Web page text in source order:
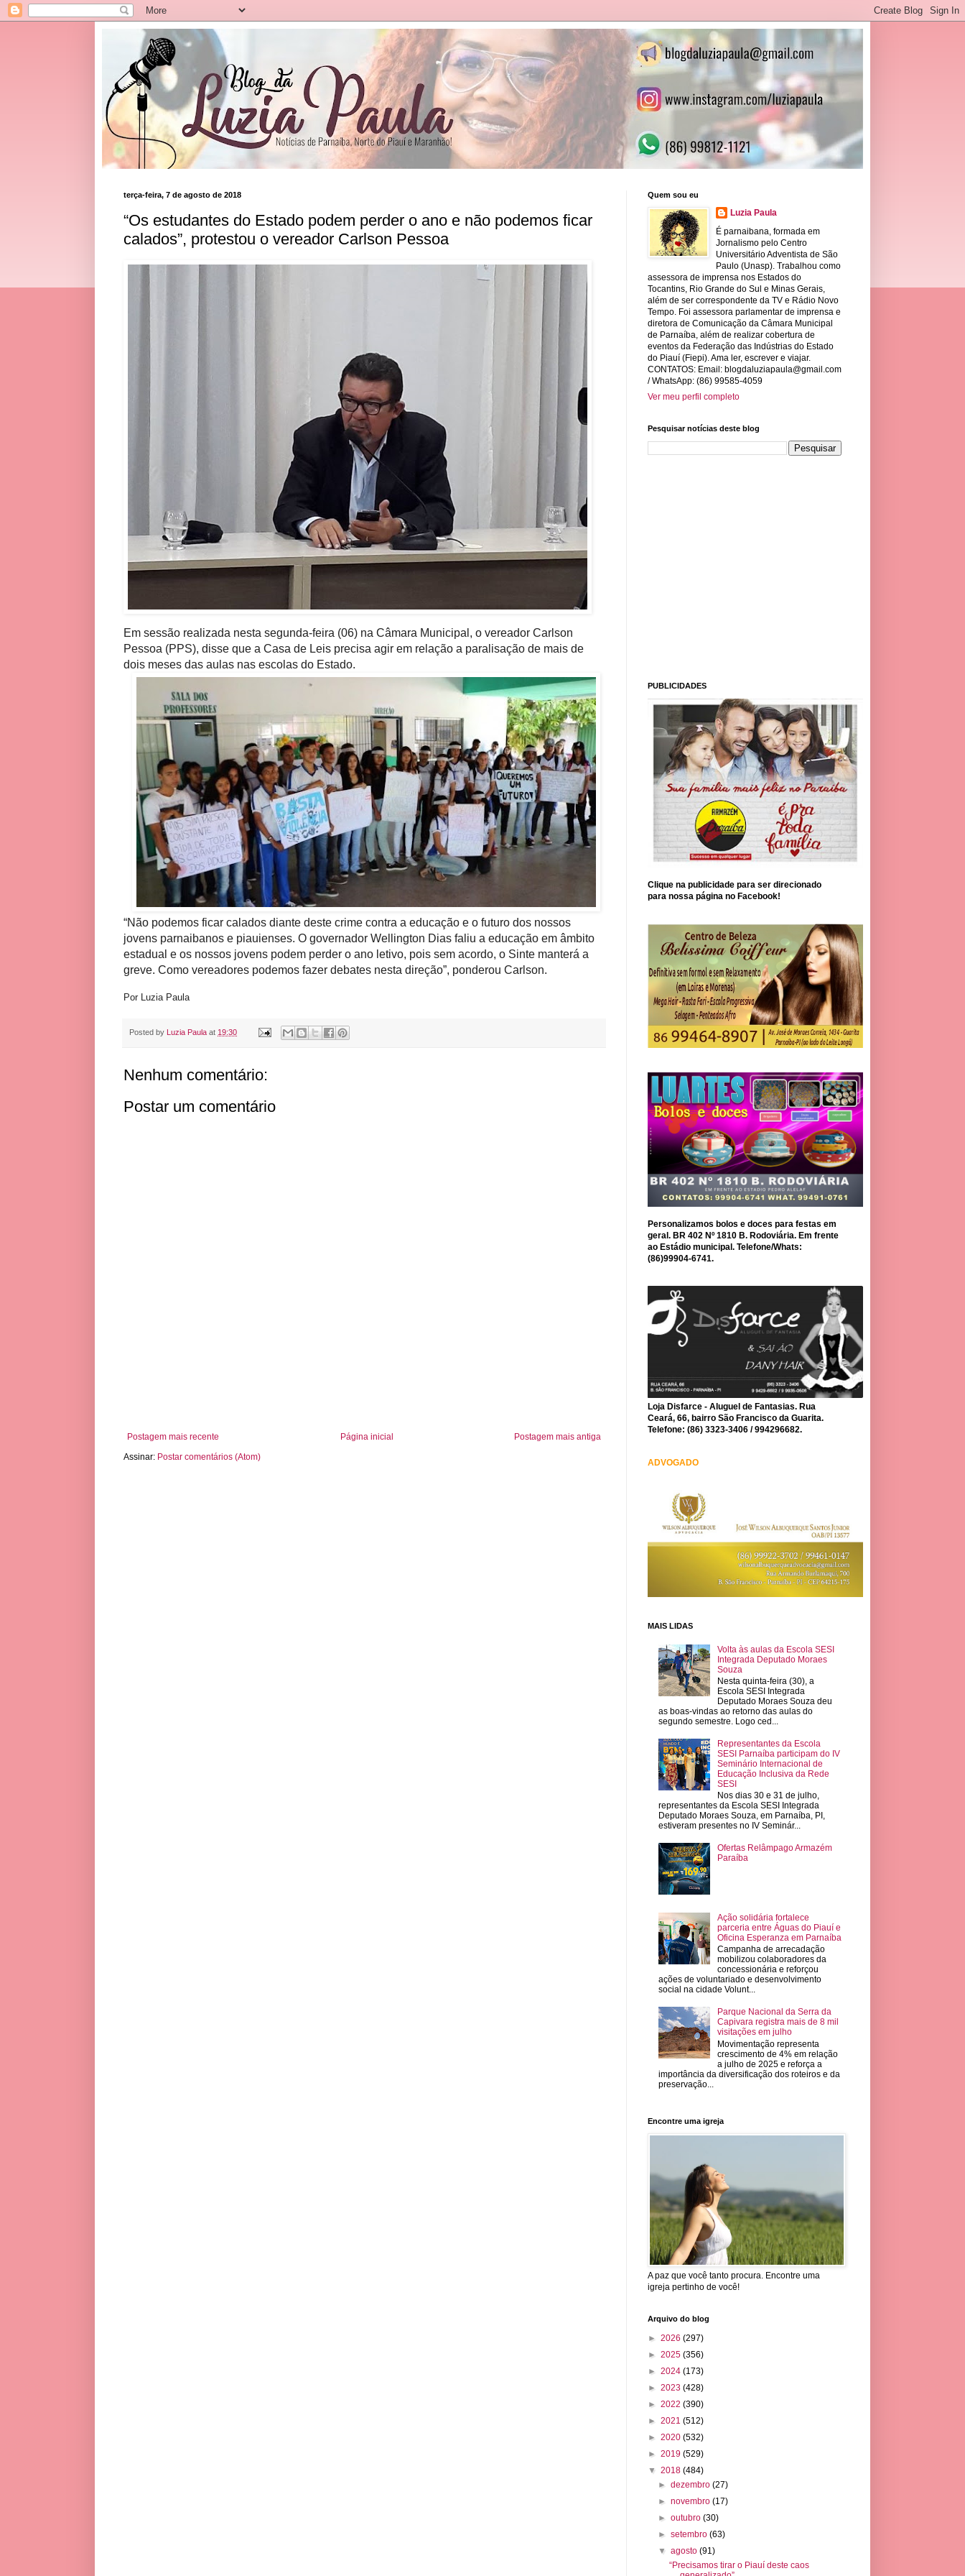
terça-feira, 7 de agosto de 2018
“Os estudantes do Estado podem perder o ano e não podemos ficar
calados”, protestou o vereador Carlson Pessoa
Em sessão realizada nesta segunda-feira (06) na Câmara Municipal, o vereador Carlson
Pessoa (PPS), disse que a Casa de Leis precisa agir em relação a paralisação de mais de
dois meses das aulas nas escolas do Estado.
“Não podemos ficar calados diante deste crime contra a educação e o futuro dos nossos
jovens parnaibanos e piauienses. O governador Wellington Dias faliu a educação em âmbito
estadual e os nossos jovens podem perder o ano letivo, pois sem acordo, o Sinte manterá a
greve. Como vereadores podemos fazer debates nesta direção”, ponderou Carlson.
Por Luzia Paula
Posted by Luzia Paula at 19:30
Nenhum comentário:
Postar um comentário
Postagem mais recente Postagem mais antiga
Página inicial
Assinar: Postar comentários (Atom)
Quem sou eu
Luzia Paula
É parnaibana, formada em
Jornalismo pelo Centro
Universitário Adventista de São
Paulo (Unasp). Trabalhou como
assessora de imprensa nos Estados do
Tocantins, Rio Grande do Sul e Minas Gerais,
além de ser correspondente da TV e Rádio Novo
Tempo. Foi assessora parlamentar de imprensa e
diretora de Comunicação da Câmara Municipal
de Parnaíba, além de realizar cobertura de
eventos da Federação das Indústrias do Estado
do Piauí (Fiepi). Ama ler, escrever e viajar.
CONTATOS: Email: blogdaluziapaula@gmail.com
/ WhatsApp: (86) 99585-4059
Ver meu perfil completo
Pesquisar notícias deste blog
PUBLICIDADES
Clique na publicidade para ser direcionado
para nossa página no Facebook!
Personalizamos bolos e doces para festas em
geral. BR 402 Nº 1810 B. Rodoviária. Em frente
ao Estádio municipal. Telefone/Whats:
(86)99904-6741.
Loja Disfarce - Aluguel de Fantasias. Rua
Ceará, 66, bairro São Francisco da Guarita.
Telefone: (86) 3323-3406 / 994296682.
ADVOGADO
MAIS LIDAS
Volta às aulas da Escola SESI
Integrada Deputado Moraes
Souza
Nesta quinta-feira (30), a
Escola SESI Integrada
Deputado Moraes Souza deu
as boas-vindas ao retorno das aulas do
segundo semestre. Logo ced...
Representantes da Escola
SESI Parnaíba participam do IV
Seminário Internacional de
Educação Inclusiva da Rede
SESI
Nos dias 30 e 31 de julho,
representantes da Escola SESI Integrada
Deputado Moraes Souza, em Parnaíba, PI,
estiveram presentes no IV Seminár...
Ofertas Relâmpago Armazém
Paraíba
Ação solidária fortalece
parceria entre Águas do Piauí e
Oficina Esperanza em Parnaíba
Campanha de arrecadação
mobilizou colaboradores da
concessionária e reforçou
ações de voluntariado e desenvolvimento
social na cidade Volunt...
Parque Nacional da Serra da
Capivara registra mais de 8 mil
visitações em julho
Movimentação representa
crescimento de 4% em relação
a julho de 2025 e reforça a
importância da diversificação dos roteiros e da
preservação...
Encontre uma igreja
A paz que você tanto procura. Encontre uma
igreja pertinho de você!
Arquivo do blog
► 2026 (297)
► 2025 (356)
► 2024 (173)
► 2023 (428)
► 2022 (390)
► 2021 (512)
► 2020 (532)
► 2019 (529)
▼ 2018 (484)
►dezembro(27)
►novembro(17)
►outubro(30)
►setembro(63)
▼agosto(91)
“Precisamos tirar o Piauí deste caos